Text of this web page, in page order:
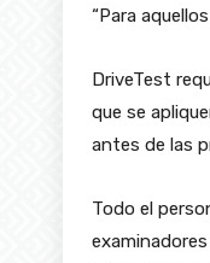
“Para
DriveTest
que se
antes de las
Todo el